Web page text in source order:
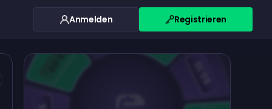
Anmelden Registrieren
$5.00
$0.10 $5.00